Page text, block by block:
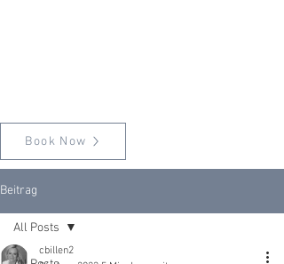
Book Now
Beitrag
All Posts
cbillen2